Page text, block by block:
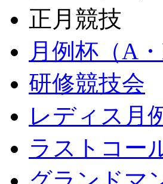
正月競技
月例杯（A・
研修競技会
レディス月
ラストコー